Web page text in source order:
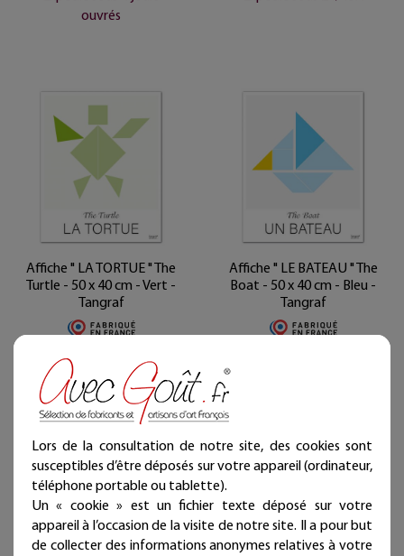
ouvrés
Affiche " LA TORTUE " The
Turtle - 50 x 40 cm - Vert -
Tangraf
25,00 €
Livraison offerte
(en France métropolitaine)
Expédié sous 4 jours
Affiche " LE BATEAU " The
Boat - 50 x 40 cm - Bleu -
Tangraf
Lors de la consultation de notre site, des cookies sont
susceptibles d’être déposés sur votre appareil (ordinateur,
téléphone portable ou tablette).
Un « cookie » est un fichier texte déposé sur votre
appareil à l’occasion de la visite de notre site. Il a pour but
de collecter des informations anonymes relatives à votre